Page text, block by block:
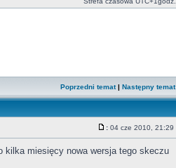
Poprzedni temat| Następny temat
: 04 cze 2010, 21:29
kilka miesięcy nowa wersja tego skeczu